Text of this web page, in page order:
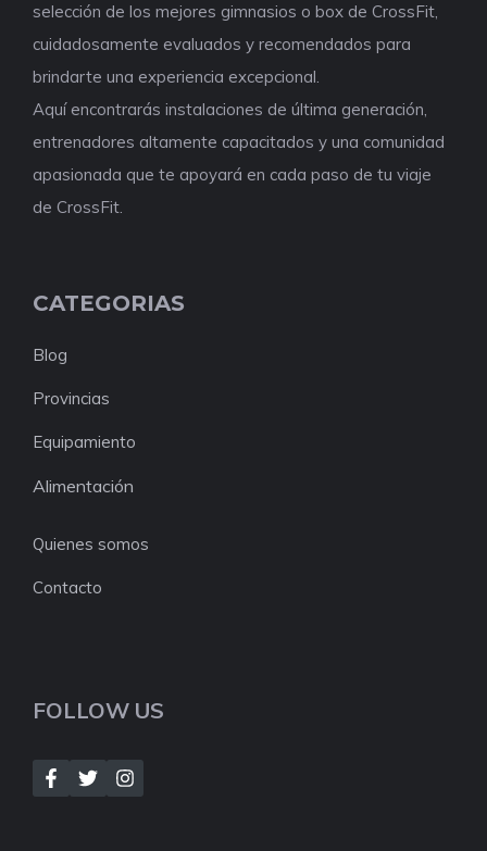
selección de los mejores gimnasios o box de CrossFit,
cuidadosamente evaluados y recomendados para
brindarte una experiencia excepcional.
Aquí encontrarás instalaciones de última generación,
entrenadores altamente capacitados y una comunidad
apasionada que te apoyará en cada paso de tu viaje
de CrossFit.
CATEGORIAS
Blog
Provincias
Equipamiento
Alimentación
Quienes somos
Contacto
FOLLOW US